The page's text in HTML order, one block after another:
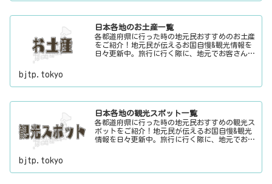
日本各地のお土産一覧
各都道府県に行った時の地元民おすすめのお土産
をご紹介！地元民が伝えるお国自慢&観光情報を
日々更新中。旅行に行く際に、地元でお客さんを
bjtp.tokyo
日本各地の観光スポット一覧
各都道府県に行った時の地元民おすすめの観光ス
ポットをご紹介！地元民が伝えるお国自慢&観光
情報を日々更新中。旅行に行く際に、地元でお客
bjtp.tokyo